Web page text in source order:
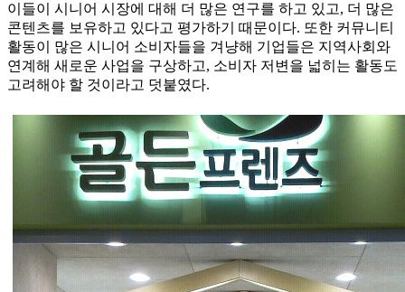
이들이 시니어 시장에 대해 더 많은 연구를 하고 있고, 더 많은
콘텐츠를 보유하고 있다고 평가하기 때문이다. 또한 커뮤니티
활동이 많은 시니어 소비자들을 겨냥해 기업들은 지역사회와
연계해 새로운 사업을 구상하고, 소비자 저변을 넓히는 활동도
고려해야 할 것이라고 덧붙였다.